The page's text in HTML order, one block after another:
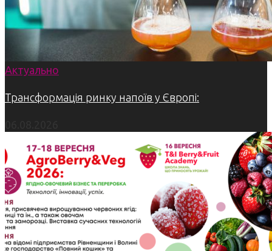
Актуально
Трансформація ринку напоїв у Європі: